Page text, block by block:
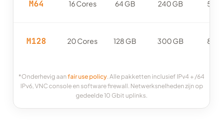
M64 16 Cores 64 GB 240 GB 5
M128 20 Cores 128 GB 300 GB 8
*Onderhevig aan fair use policy . Alle pakketten inclusief IPv4 + /64
IPv6, VNC console en software firewall. Netwerksnelheden zijn op
gedeelde 10 Gbit uplinks.